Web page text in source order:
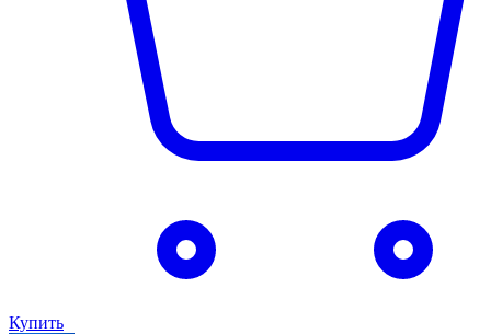
Купить